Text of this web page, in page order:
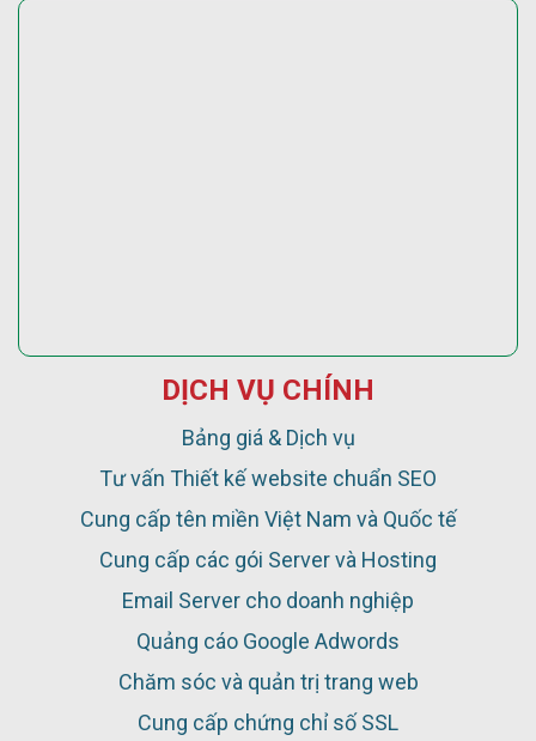
DỊCH VỤ CHÍNH
Bảng giá & Dịch vụ
Tư vấn Thiết kế website chuẩn SEO
Cung cấp tên miền Việt Nam và Quốc tế
Cung cấp các gói Server và Hosting
Email Server cho doanh nghiệp
Quảng cáo Google Adwords
Chăm sóc và quản trị trang web
Cung cấp chứng chỉ số SSL